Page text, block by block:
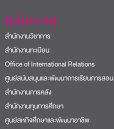
หน่วยงาน
สำนักงานวิชาการ
สำนักงานทะเบียน
Office of International Relations
ศูนย์สนับสนุนและพัฒนาการเรียนการสอน
สำนักงานการคลัง
สำนักงานทุนการศึกษา
ศูนย์สหกิจศึกษาและพัฒนาอาชีพ